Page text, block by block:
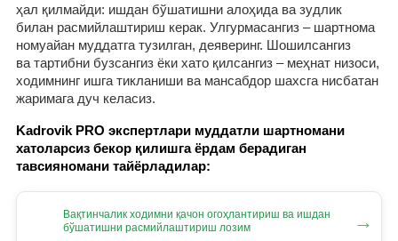
ҳал қилмайди: ишдан бўшатишни алоҳида ва зудлик
билан расмийлаштириш керак. Улгурмасангиз – шартнома
номуайан муддатга тузилган, деяверинг. Шошилсангиз
ва тартибни бузсангиз ёки хато қилсангиз – меҳнат низоси,
ходимнинг ишга тикланиши ва мансабдор шахсга нисбатан
жаримага дуч келасиз.
Kadrovik PRO экспертлари муддатли шартномани
хатоларсиз бекор қилишга ёрдам берадиган
тавсияномани тайёрладилар:
Вақтинчалик ходимни қачон огоҳлантириш ва ишдан
бўшатишни расмийлаштириш лозим
→